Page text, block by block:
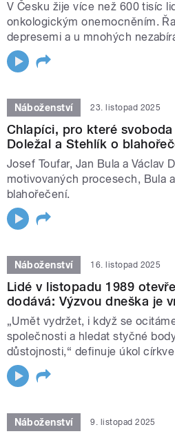
V Česku žije více než 600 tisíc
onkologickým onemocněním.
depresemi a u mnohých
Náboženství 23. listopad 2025
Chlapíci, pro které
Doležal a Stehlík o
Josef Toufar, Jan Bula a Václav
motivovaných procesech, Bula
blahořečení.
Náboženství 16. listopad 2025
Lidé v listopadu 1989
dodává: Výzvou dneška je
„Umět vydržet, i když se
společnosti a hledat styčné
důstojnosti,“ definuje úkol
Náboženství 9. listopad 2025